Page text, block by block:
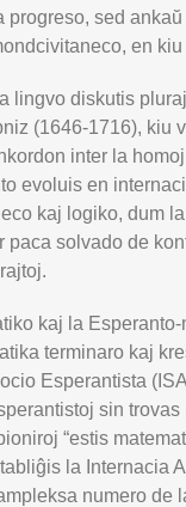
sed
en
lingvo diskutis
(1646-1716), kiu
inter la
evoluis en
kaj logiko, dum
paca solvado de
kaj la
terminaro kaj
Esperantista
sin
“estis
la Internacia
numero de